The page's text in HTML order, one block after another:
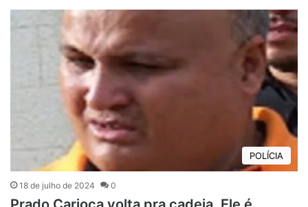
POLÍCIA
18 de julho de 2024 0